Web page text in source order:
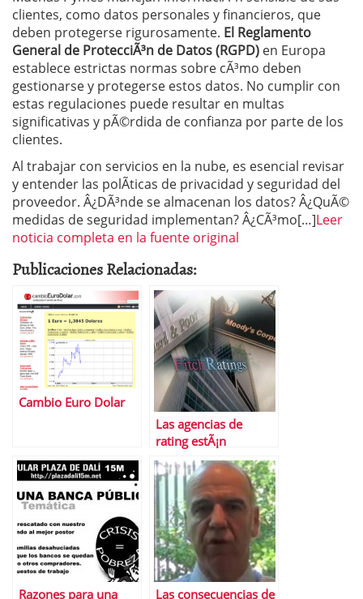
clientes, como datos personales y financieros, que
deben protegerse rigurosamente. El Reglamento
General de ProtecciÃ³n de Datos (RGPD) en Europa
establece estrictas normas sobre cÃ³mo deben
gestionarse y protegerse estos datos. No cumplir con
estas regulaciones puede resultar en multas
significativas y pÃ©rdida de confianza por parte de los
clientes.
Al trabajar con servicios en la nube, es esencial revisar
y entender las polÃ­ticas de privacidad y seguridad del
proveedor. Â¿DÃ³nde se almacenan los datos? Â¿QuÃ©
medidas de seguridad implementan? Â¿CÃ³mo[…]Leer
noticia completa en la fuente original
Publicaciones Relacionadas:
Cambio Euro Dolar
Las agencias de
rating estÃ¡n
retrasando la salida
de la crisis
Razones para una Las consecuencias de